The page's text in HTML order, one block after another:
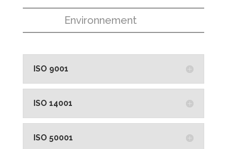
Environnement
ISO 9001
ISO 14001
ISO 50001